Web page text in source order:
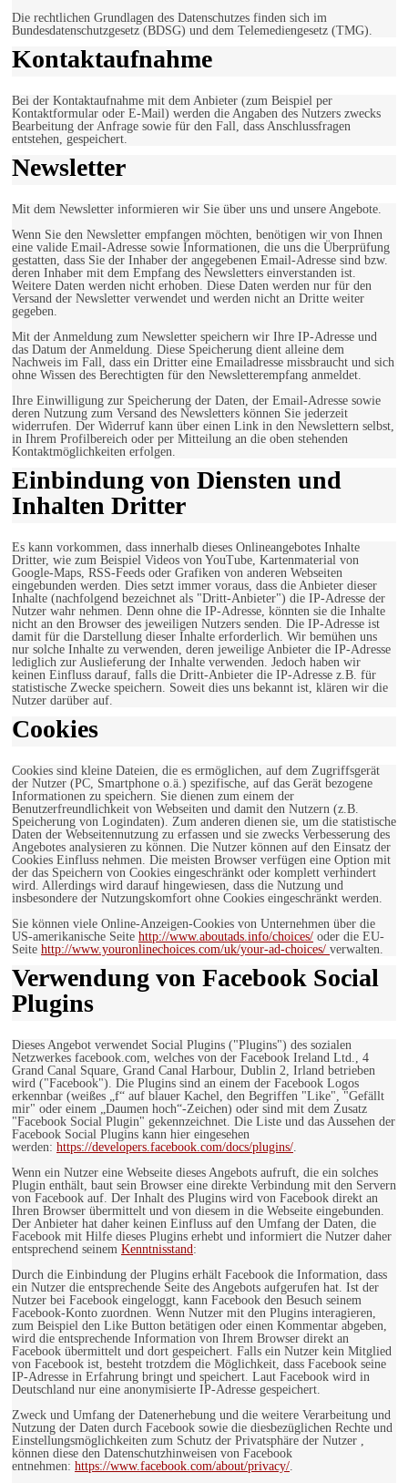
Die rechtlichen Grundlagen des Datenschutzes finden sich im
Bundesdatenschutzgesetz (BDSG) und dem Telemediengesetz (TMG).
Kontaktaufnahme
Bei der Kontaktaufnahme mit dem Anbieter (zum Beispiel per
Kontaktformular oder E-Mail) werden die Angaben des Nutzers zwecks
Bearbeitung der Anfrage sowie für den Fall, dass Anschlussfragen
entstehen, gespeichert.
Newsletter
Mit dem Newsletter informieren wir Sie über uns und unsere Angebote.
Wenn Sie den Newsletter empfangen möchten, benötigen wir von Ihnen
eine valide Email-Adresse sowie Informationen, die uns die Überprüfung
gestatten, dass Sie der Inhaber der angegebenen Email-Adresse sind bzw.
deren Inhaber mit dem Empfang des Newsletters einverstanden ist.
Weitere Daten werden nicht erhoben. Diese Daten werden nur für den
Versand der Newsletter verwendet und werden nicht an Dritte weiter
gegeben.
Mit der Anmeldung zum Newsletter speichern wir Ihre IP-Adresse und
das Datum der Anmeldung. Diese Speicherung dient alleine dem
Nachweis im Fall, dass ein Dritter eine Emailadresse missbraucht und sich
ohne Wissen des Berechtigten für den Newsletterempfang anmeldet.
Ihre Einwilligung zur Speicherung der Daten, der Email-Adresse sowie
deren Nutzung zum Versand des Newsletters können Sie jederzeit
widerrufen. Der Widerruf kann über einen Link in den Newslettern selbst,
in Ihrem Profilbereich oder per Mitteilung an die oben stehenden
Kontaktmöglichkeiten erfolgen.
Einbindung von Diensten und
Inhalten Dritter
Es kann vorkommen, dass innerhalb dieses Onlineangebotes Inhalte
Dritter, wie zum Beispiel Videos von YouTube, Kartenmaterial von
Google-Maps, RSS-Feeds oder Grafiken von anderen Webseiten
eingebunden werden. Dies setzt immer voraus, dass die Anbieter dieser
Inhalte (nachfolgend bezeichnet als "Dritt-Anbieter") die IP-Adresse der
Nutzer wahr nehmen. Denn ohne die IP-Adresse, könnten sie die Inhalte
nicht an den Browser des jeweiligen Nutzers senden. Die IP-Adresse ist
damit für die Darstellung dieser Inhalte erforderlich. Wir bemühen uns
nur solche Inhalte zu verwenden, deren jeweilige Anbieter die IP-Adresse
lediglich zur Auslieferung der Inhalte verwenden. Jedoch haben wir
keinen Einfluss darauf, falls die Dritt-Anbieter die IP-Adresse z.B. für
statistische Zwecke speichern. Soweit dies uns bekannt ist, klären wir die
Nutzer darüber auf.
Cookies
Cookies sind kleine Dateien, die es ermöglichen, auf dem Zugriffsgerät
der Nutzer (PC, Smartphone o.ä.) spezifische, auf das Gerät bezogene
Informationen zu speichern. Sie dienen zum einem der
Benutzerfreundlichkeit von Webseiten und damit den Nutzern (z.B.
Speicherung von Logindaten). Zum anderen dienen sie, um die statistische
Daten der Webseitennutzung zu erfassen und sie zwecks Verbesserung des
Angebotes analysieren zu können. Die Nutzer können auf den Einsatz der
Cookies Einfluss nehmen. Die meisten Browser verfügen eine Option mit
der das Speichern von Cookies eingeschränkt oder komplett verhindert
wird. Allerdings wird darauf hingewiesen, dass die Nutzung und
insbesondere der Nutzungskomfort ohne Cookies eingeschränkt werden.
Sie können viele Online-Anzeigen-Cookies von Unternehmen über die
US-amerikanische Seite http://www.aboutads.info/choices/ oder die EU-
Seite http://www.youronlinechoices.com/uk/your-ad-choices/ verwalten.
Verwendung von Facebook Social
Plugins
Dieses Angebot verwendet Social Plugins ("Plugins") des sozialen
Netzwerkes facebook.com, welches von der Facebook Ireland Ltd., 4
Grand Canal Square, Grand Canal Harbour, Dublin 2, Irland betrieben
wird ("Facebook"). Die Plugins sind an einem der Facebook Logos
erkennbar (weißes „f“ auf blauer Kachel, den Begriffen "Like", "Gefällt
mir" oder einem „Daumen hoch“-Zeichen) oder sind mit dem Zusatz
"Facebook Social Plugin" gekennzeichnet. Die Liste und das Aussehen der
Facebook Social Plugins kann hier eingesehen
werden: https://developers.facebook.com/docs/plugins/
Wenn ein Nutzer eine Webseite dieses Angebots aufruft, die ein solches
Plugin enthält, baut sein Browser eine direkte Verbindung mit den Servern
von Facebook auf. Der Inhalt des Plugins wird von Facebook direkt an
Ihren Browser übermittelt und von diesem in die Webseite eingebunden.
Der Anbieter hat daher keinen Einfluss auf den Umfang der Daten, die
Facebook mit Hilfe dieses Plugins erhebt und informiert die Nutzer daher
entsprechend seinem Kenntnisstand :
Durch die Einbindung der Plugins erhält Facebook die Information, dass
ein Nutzer die entsprechende Seite des Angebots aufgerufen hat. Ist der
Nutzer bei Facebook eingeloggt, kann Facebook den Besuch seinem
Facebook-Konto zuordnen. Wenn Nutzer mit den Plugins interagieren,
zum Beispiel den Like Button betätigen oder einen Kommentar abgeben,
wird die entsprechende Information von Ihrem Browser direkt an
Facebook übermittelt und dort gespeichert. Falls ein Nutzer kein Mitglied
von Facebook ist, besteht trotzdem die Möglichkeit, dass Facebook seine
IP-Adresse in Erfahrung bringt und speichert. Laut Facebook wird in
Deutschland nur eine anonymisierte IP-Adresse gespeichert.
Zweck und Umfang der Datenerhebung und die weitere Verarbeitung und
Nutzung der Daten durch Facebook sowie die diesbezüglichen Rechte und
Einstellungsmöglichkeiten zum Schutz der Privatsphäre der Nutzer ,
können diese den Datenschutzhinweisen von Facebook
entnehmen: https://www.facebook.com/about/privacy/